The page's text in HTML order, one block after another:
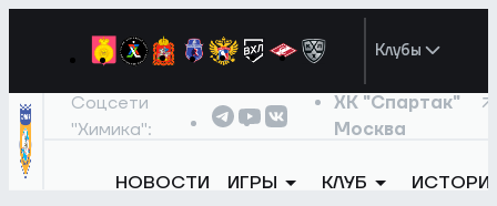
Клубы
Соцсети
"Химика":
ХК "Спартак"
Москва
НОВОСТИ ИГРЫ КЛУБ